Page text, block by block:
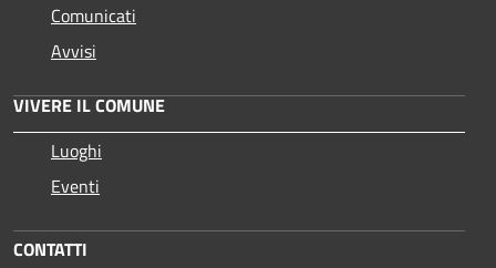
Comunicati
Avvisi
VIVERE IL COMUNE
Luoghi
Eventi
CONTATTI